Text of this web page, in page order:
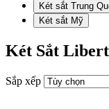
Két sắt Trung
Két sắt Mỹ
Két Sắt
Sắp xếp